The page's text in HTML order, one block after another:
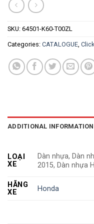
SKU: 64501-K60-T00ZL
Categories: CATALOGUE, Click
ADDITIONAL INFORMATION
LOẠI
XE
Dàn nhựa, Dàn
2015, Dàn nhựa
HÃNG
XE
Honda